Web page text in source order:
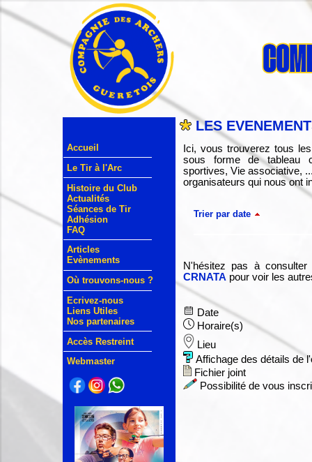
Accueil
Le Tir à l'Arc
Histoire du Club
Actualités
Séances de Tir
Adhésion
FAQ
Articles
Evènements
Où trouvons-nous ?
Ecrivez-nous
Liens Utiles
Nos partenaires
Accès Restreint
Webmaster
LES
Ici, vous trouverez tous
sous forme de tableau
sportives, Vie associative,
organisateurs qui nous ont
Trier par date
N'hésitez pas à
CRNATA pour voir les
Date
Horaire(s)
Lieu
Affichage des détails de
Fichier joint
Possibilité de vous